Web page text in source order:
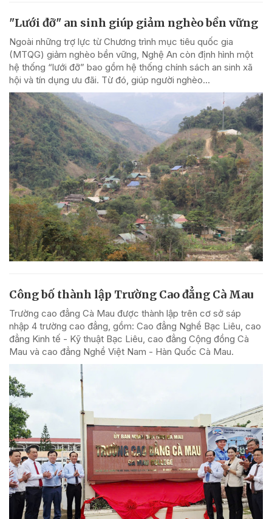
"Lưới đỡ" an sinh giúp giảm nghèo bền vững
Ngoài những trợ lực từ Chương trình mục tiêu quốc gia
(MTQG) giảm nghèo bền vững, Nghệ An còn định hình một
hệ thống “lưới đỡ” bao gồm hệ thống chính sách an sinh xã
hội và tín dụng ưu đãi. Từ đó, giúp người nghèo...
Công bố thành lập Trường Cao đẳng Cà Mau
Trường cao đẳng Cà Mau được thành lập trên cơ sở sáp
nhập 4 trường cao đẳng, gồm: Cao đẳng Nghề Bạc Liêu, cao
đẳng Kinh tế - Kỹ thuật Bạc Liêu, cao đẳng Cộng đồng Cà
Mau và cao đẳng Nghề Việt Nam - Hàn Quốc Cà Mau.